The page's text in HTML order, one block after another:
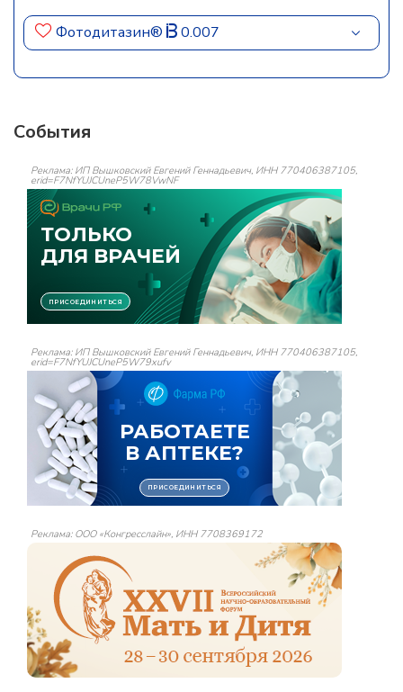
Фотодитазин® 0.007
События
Реклама: ИП Вышковский Евгений Геннадьевич, ИНН 770406387105,
erid=F7NfYUJCUneP5W78VwNF
Реклама: ИП Вышковский Евгений Геннадьевич, ИНН 770406387105,
erid=F7NfYUJCUneP5W79xufv
Реклама: ООО «Конгресслайн», ИНН 7708369172